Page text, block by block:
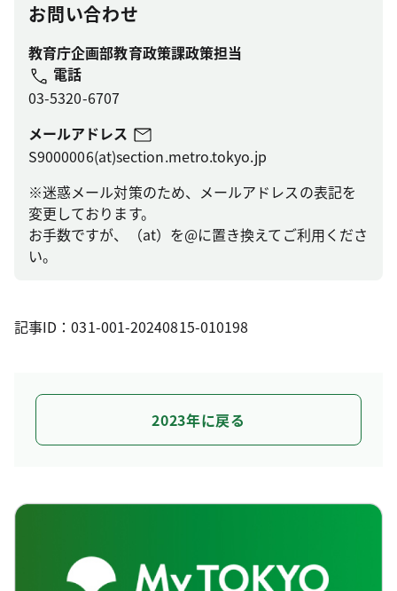
お問い合わせ
教育庁企画部教育政策課政策担当
電話
03-5320-6707
メールアドレス
S9000006(at)section.metro.tokyo.jp
※迷惑メール対策のため、メールアドレスの表記を
変更しております。
お手数ですが、（at）を@に置き換えてご利用くださ
い。
記事ID：031-001-20240815-010198
2023年に戻る